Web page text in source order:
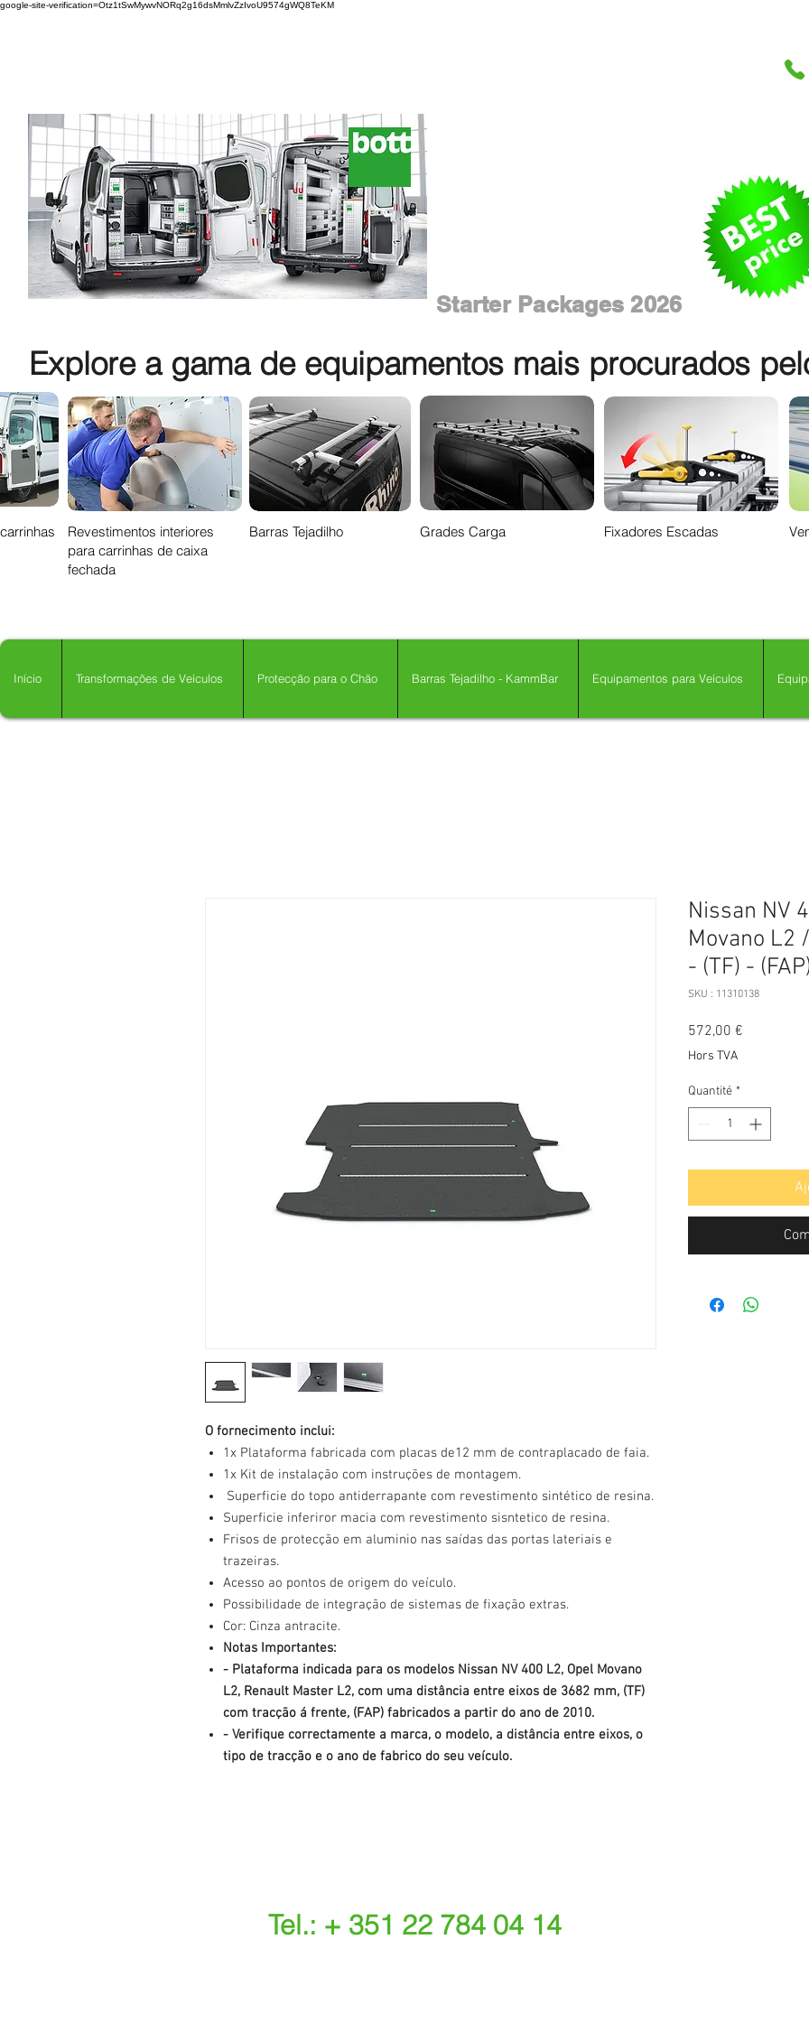
google-site-verification=Otz1tSwMywvNORq2g16dsMmlvZzIvoU9574gWQ8TeKM
Starter Packages 2026
Explore a gama de equipamentos mais procurados
Revestimentos interiores
para carrinhas de caixa
fechada
Barras Tejadilho Grades Carga Fixadores Escadas
Início Transformações de Veículos Protecção para o Chão Barras Tejadilho - KammBar Equipamentos para Veículos
O fornecimento inclui:
1x Plataforma fabricada com placas de12 mm de contraplacado de faia.
1x Kit de instalação com instruções de montagem.
Superficie do topo antiderrapante com revestimento sintético de resina.
Superficie inferiror macia com revestimento sisntetico de resina.
Frisos de protecção em aluminio nas saídas das portas lateriais e
trazeiras.
Acesso ao pontos de origem do veículo.
Possibilidade de integração de sistemas de fixação extras.
Cor: Cinza antracite.
Notas Importantes:
- Plataforma indicada para os modelos Nissan NV 400 L2, Opel Movano
L2, Renault Master L2, com uma distância entre eixos de 3682 mm, (TF)
com tracção á frente, (FAP) fabricados a partir do ano de 2010.
- Verifique correctamente a marca, o modelo, a distância entre eixos, o
tipo de tracção e o ano de fabrico do seu veículo.
Nissan NV
Movano L2
- (TF) -
SKU : 11310138
572,00 €
Hors TVA
Quantité *
Tel.: + 351 22 784 04 14